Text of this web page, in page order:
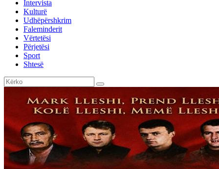
Intervista
Kulturë
Udhëpërshkrim
Faleminderit
Vërtetësi
Përjetësi
Sport
Shtesë